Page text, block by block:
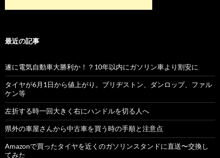
最近の記事
遂に電気自動車大勝利か！？10年以内にガソリン車より割安に
タイヤが6月1日から値上がり。ブリヂストン、ダンロップ、ファル
ケン等
左折する時一回大きく右にハンドルを切る人へ
県外の車屋さんから中古車を買う時の手順と注意点
Amazonで買ったタイヤを近くのガソリンスタンドに直送〜交換し
てみた